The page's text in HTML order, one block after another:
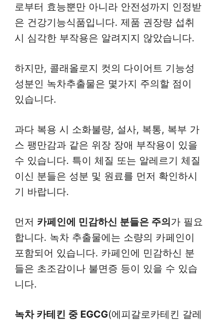
로부터 효능뿐만 아니라 안전성까지 인정받
은 건강기능식품입니다. 제품 권장량 섭취
시 심각한 부작용은 알려지지 않았습니다.
하지만, 콜래올로지 컷의 다이어트 기능성
성분인 녹차추출물은 몇가지 주의할 점이
있습니다.
과다 복용 시 소화불량, 설사, 복통, 복부 가
스 팽만감과 같은 위장 장애 부작용이 있을
수 있습니다. 특이 체질 또는 알레르기 체질
이신 분들은 성분 및 원료를 먼저 확인하시
기 바랍니다.
먼저 카페인에 민감하신 분들은 주의가 필요
합니다. 녹차 추출물에는 소량의 카페인이
포함되어 있습니다. 카페인에 민감하신 분
들은 초조감이나 불면증 등이 있을 수 있습
니다.
녹차 카테킨 중 EGCG(에피갈로카테킨 갈레